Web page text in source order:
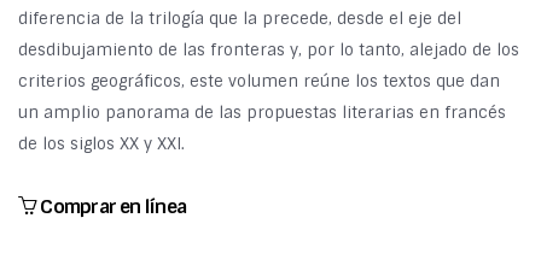
diferencia de la trilogía que la precede, desde el eje del
desdibujamiento de las fronteras y, por lo tanto, alejado de los
criterios geográficos, este volumen reúne los textos que dan
un amplio panorama de las propuestas literarias en francés
de los siglos XX y XXI.
Comprar en línea